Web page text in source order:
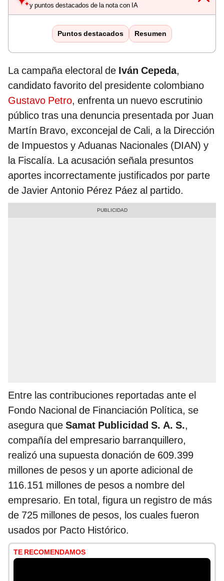
y puntos destacados de la nota con IA
Puntos destacados Resumen
La campaña electoral de Iván Cepeda,
candidato favorito del presidente colombiano
Gustavo Petro, enfrenta un nuevo escrutinio
público tras una denuncia presentada por Juan
Martín Bravo, exconcejal de Cali, a la Dirección
de Impuestos y Aduanas Nacionales (DIAN) y
la Fiscalía. La acusación señala presuntos
aportes incorrectamente justificados por parte
de Javier Antonio Pérez Páez al partido.
Entre las contribuciones reportadas ante el
Fondo Nacional de Financiación Política, se
asegura que Samat Publicidad S. A. S.,
compañía del empresario barranquillero,
realizó una supuesta donación de 609.399
millones de pesos y un aporte adicional de
116.151 millones de pesos a nombre del
empresario. En total, figura un registro de más
de 725 millones de pesos, los cuales fueron
usados por Pacto Histórico.
TE RECOMENDAMOS